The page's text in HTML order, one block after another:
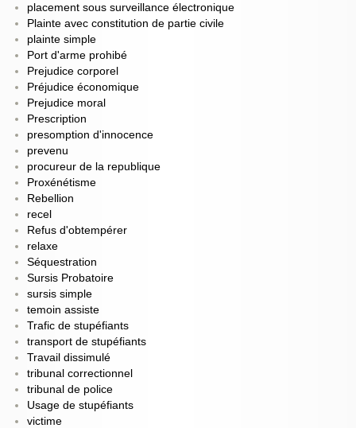
placement sous surveillance électronique
Plainte avec constitution de partie civile
plainte simple
Port d'arme prohibé
Prejudice corporel
Préjudice économique
Prejudice moral
Prescription
presomption d'innocence
prevenu
procureur de la republique
Proxénétisme
Rebellion
recel
Refus d'obtempérer
relaxe
Séquestration
Sursis Probatoire
sursis simple
temoin assiste
Trafic de stupéfiants
transport de stupéfiants
Travail dissimulé
tribunal correctionnel
tribunal de police
Usage de stupéfiants
victime